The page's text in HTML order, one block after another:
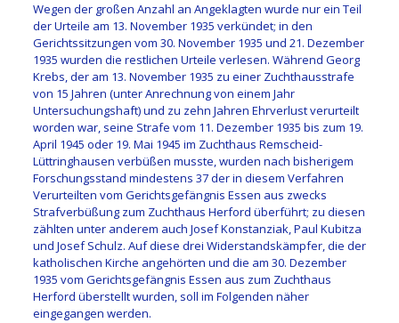
Wegen der großen Anzahl an Angeklagten wurde nur ein Teil
der Urteile am 13. November 1935 verkündet; in den
Gerichtssitzungen vom 30. November 1935 und 21. Dezember
1935 wurden die restlichen Urteile verlesen. Während Georg
Krebs, der am 13. November 1935 zu einer Zuchthausstrafe
von 15 Jahren (unter Anrechnung von einem Jahr
Untersuchungshaft) und zu zehn Jahren Ehrverlust verurteilt
worden war, seine Strafe vom 11. Dezember 1935 bis zum 19.
April 1945 oder 19. Mai 1945 im Zuchthaus Remscheid-
Lüttringhausen verbüßen musste, wurden nach bisherigem
Forschungsstand mindestens 37 der in diesem Verfahren
Verurteilten vom Gerichtsgefängnis Essen aus zwecks
Strafverbüßung zum Zuchthaus Herford überführt; zu diesen
zählten unter anderem auch Josef Konstanziak, Paul Kubitza
und Josef Schulz. Auf diese drei Widerstandskämpfer, die der
katholischen Kirche angehörten und die am 30. Dezember
1935 vom Gerichtsgefängnis Essen aus zum Zuchthaus
Herford überstellt wurden, soll im Folgenden näher
eingegangen werden.